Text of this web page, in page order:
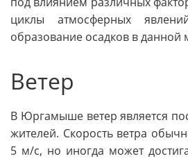
циклы атмосферных
образование осадков в данной
Ветер
В Юргамыше ветер является
жителей. Скорость ветра
5 м/с, но иногда может